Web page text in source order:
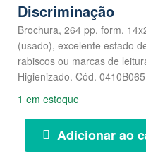
Discriminação
Brochura, 264 pp, form.
(usado), excelente estado
rabiscos ou marcas de
Higienizado. Cód.
1 em estoque
Adicionar ao